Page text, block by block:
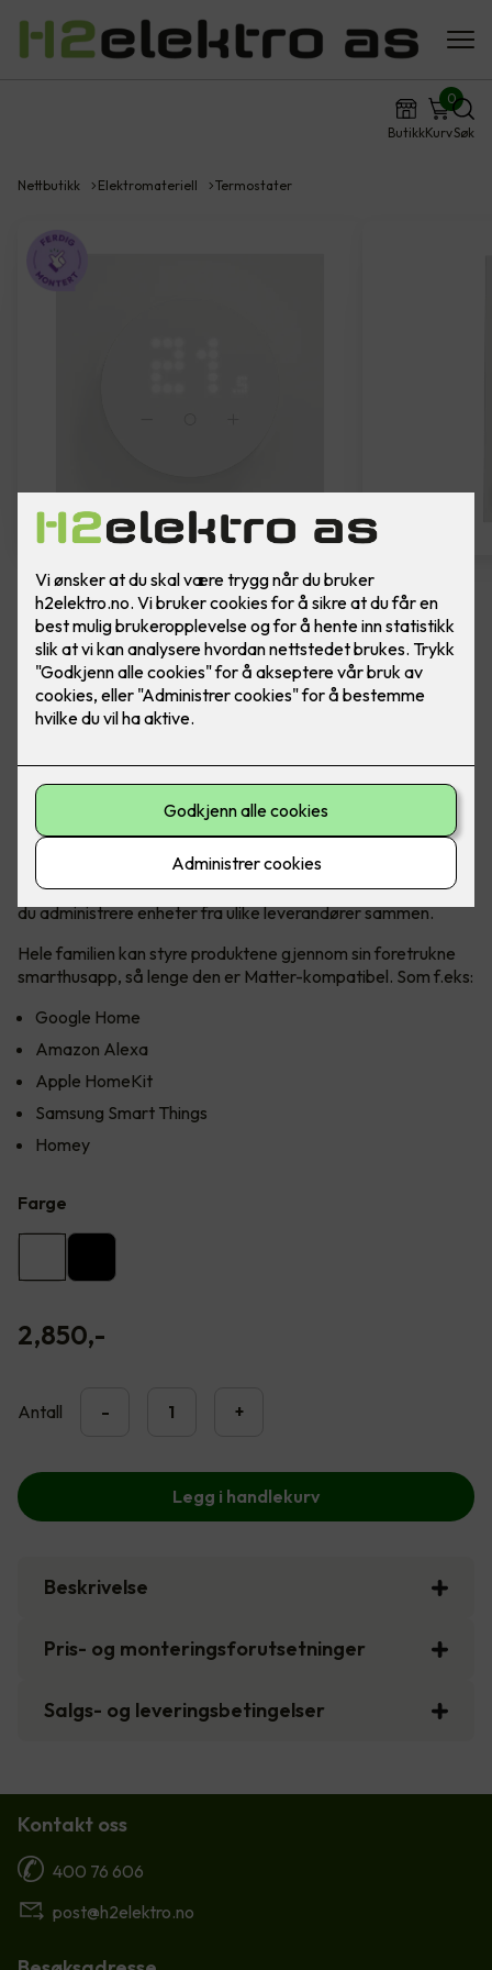
ButikkKurv
0
Søk
Nettbutikk Elektromateriell Termostater
Bytte av termostat - ELKO One
Hvit
Bytte av termostat, til ELKO One Matter
termostat, i fargen hvit. Inkludert montering.
Den er rask og brukervennlig med forhåndsinnstillinger, og
den er enkel å installere og kontrollere. Du trenger ikke
internettforbindelse for å installere eller bruke termostatens
grunnleggende funksjoner. Når den er koblet til Matter, kan
du administrere enheter fra ulike leverandører sammen.
Hele familien kan styre produktene gjennom sin foretrukne
smarthusapp, så lenge den er Matter-kompatibel. Som f.eks:
Google Home
Amazon Alexa
Apple HomeKit
Samsung Smart Things
Homey
Farge
2,850,-
Antall - +
Legg i handlekurv
Beskrivelse
Pris- og monteringsforutsetninger
Salgs- og leveringsbetingelser
Kontakt oss
400 76 606
post@h2elektro.no